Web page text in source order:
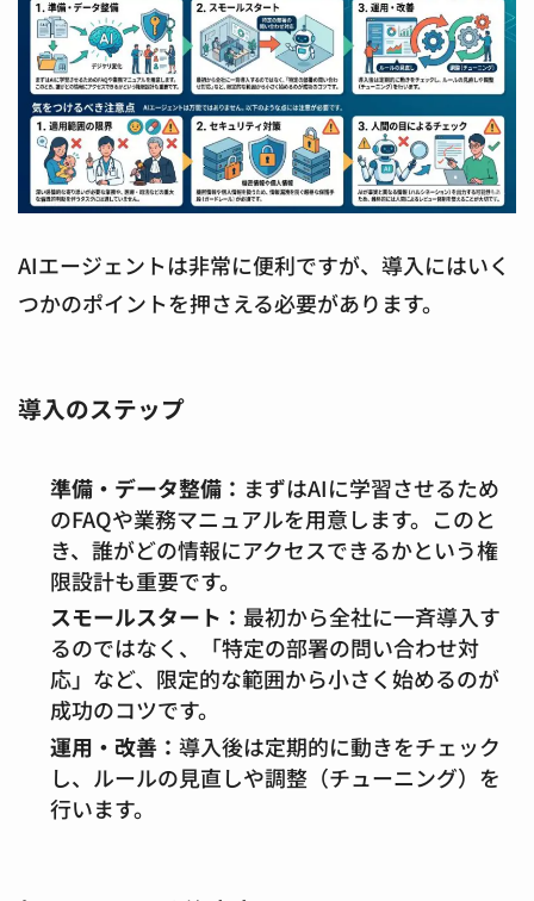
AIエージェントは非常に便利ですが、導入にはいく
つかのポイントを押さえる必要があります。
導入のステップ
準備・データ整備： まずはAIに学習させるため
のFAQや業務マニュアルを用意します。このと
き、誰がどの情報にアクセスできるかという権
限設計も重要です。
スモールスタート： 最初から全社に一斉導入す
るのではなく、「特定の部署の問い合わせ対
応」など、限定的な範囲から小さく始めるのが
成功のコツです。
運用・改善： 導入後は定期的に動きをチェック
し、ルールの見直しや調整（チューニング）を
行います。